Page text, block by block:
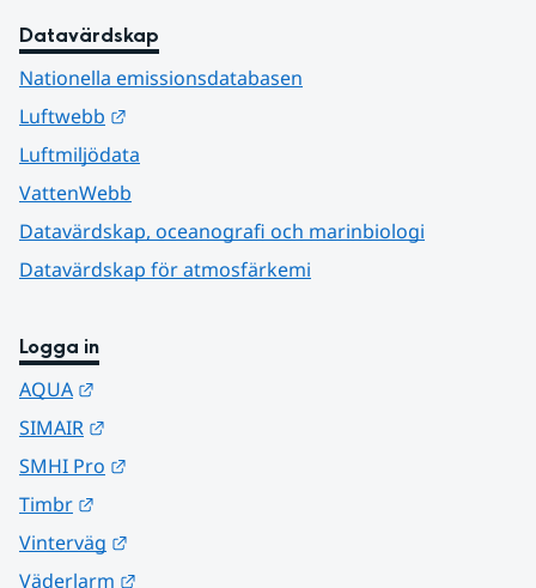
Datavärdskap
Nationella emissionsdatabasen
Luftwebb
Luftmiljödata
VattenWebb
Datavärdskap, oceanografi och marinbiologi
Datavärdskap för atmosfärkemi
Logga in
AQUA
SIMAIR
SMHI Pro
Timbr
Vinterväg
Väderlarm